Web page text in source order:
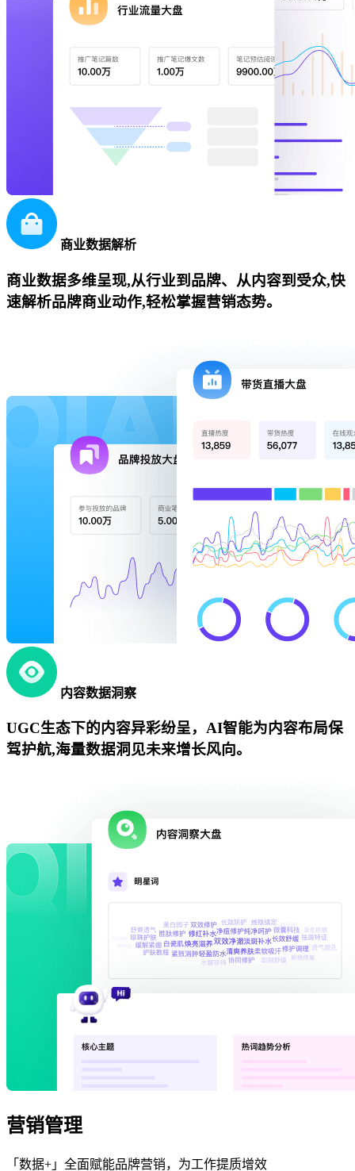
商业数据解析
商业数据多维呈现,从行业到品牌、从内容到受众,快
速解析品牌商业动作,轻松掌握营销态势。
内容数据洞察
UGC生态下的内容异彩纷呈，AI智能为内容布局保
驾护航,海量数据洞见未来增长风向。
营销管理
「数据+」全面赋能品牌营销，为工作提质增效